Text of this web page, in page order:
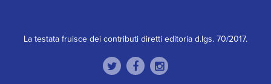
La testata fruisce dei contributi diretti editoria d.lgs. 70/2017.